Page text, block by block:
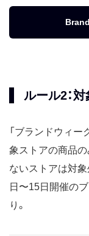
ルール2：
「ブランドウィー
象ストアの商品
ないストアは対
日〜15日開催の
り。